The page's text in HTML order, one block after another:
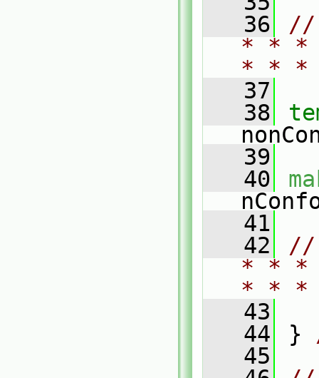
   36
//
* * *
* *
   37
   38
   39
   40
   41
   42
//
* * *
* *
   43
   44
}
   45